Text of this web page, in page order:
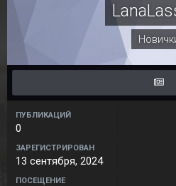
ПУБЛИКАЦИЙ
0
ЗАРЕГИСТРИРОВАН
13 сентября, 2024
ПОСЕЩЕНИЕ